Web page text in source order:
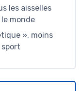
les aisselles
monde
», moins
sport